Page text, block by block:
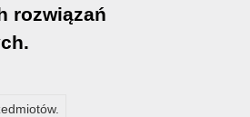
rozwiązań